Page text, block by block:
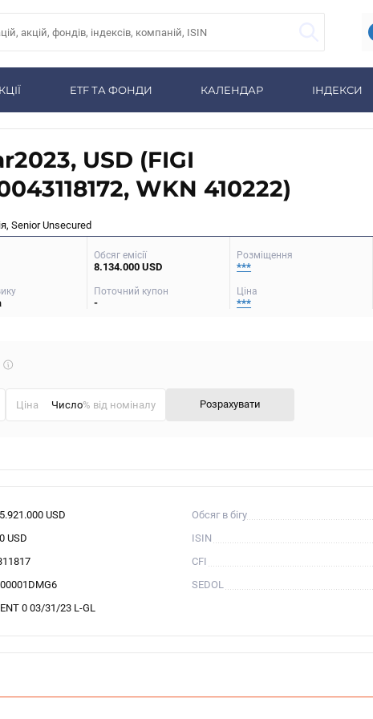
ETF ТА ФОНДИ КАЛЕНДАР ІНДЕКСИ
USD (FIGI
WKN 410222)
Senior Unsecured
Обсяг емісії
8.134.000 USD
Розміщення
***
Поточний купон
-
Ціна
***
Що
Ціна % від номіналу Розрахувати
USD Обсяг в бігу
USD
ISIN
CFI
SEDOL
0 03/31/23 L-GL